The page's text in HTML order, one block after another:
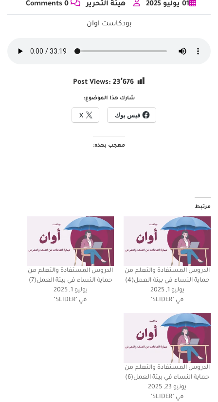
01 يوليو 2025 هيئة التحرير
بودكاست اوان
Post Views: 23٬676
شارك هذا الموضوع:
فيس بوك X
معجب بهذه:
مرتبط
الدروس المستفادة والتعلم من
حماية النساء في بيئة العمل(4)
يوليو 1, 2025
في "SLIDER"
الدروس المستفادة والتعلم من
حماية النساء في بيئة العمل(7)
يوليو 1, 2025
في "SLIDER"
الدروس المستفادة والتعلم من
حماية النساء في بيئة العمل(6)
يونيو 23, 2025
في "SLIDER"